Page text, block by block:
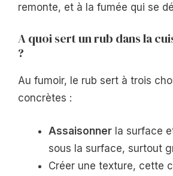
remonte, et à la fumée qui se
A quoi sert un rub dans la
?
Au fumoir, le rub sert à trois
concrètes :
Assaisonner la surface
sous la surface, surtout
Créer une texture, cette